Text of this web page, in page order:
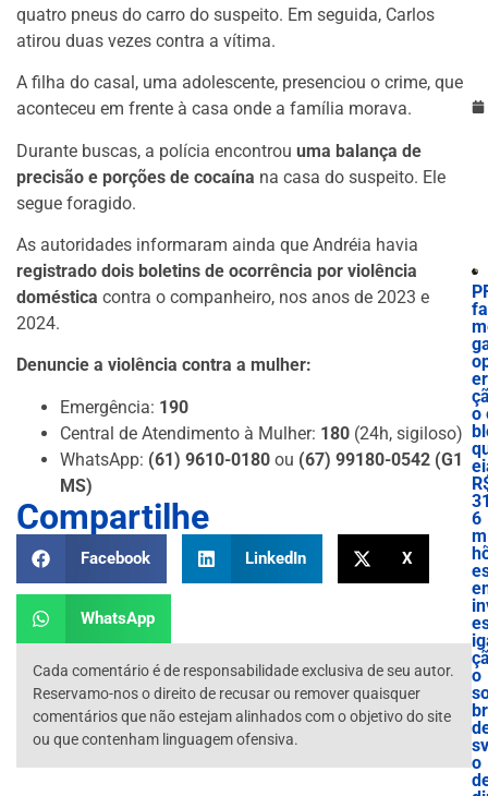
quatro pneus do carro do suspeito. Em seguida, Carlos
atirou duas vezes contra a vítima.
A filha do casal, uma adolescente, presenciou o crime, que
aconteceu em frente à casa onde a família morava.
Durante buscas, a polícia encontrou uma balança de
precisão e porções de cocaína na casa do suspeito. Ele
segue foragido.
As autoridades informaram ainda que Andréia havia
registrado dois boletins de ocorrência por violência
doméstica contra o companheiro, nos anos de 2023 e
2024.
Denuncie a violência contra a mulher:
Emergência: 190
Central de Atendimento à Mulher: 180 (24h, sigiloso)
WhatsApp: (61) 9610-0180 ou (67) 99180-0542 (G1
MS)
Compartilhe
Facebook LinkedIn X
WhatsApp
Cada comentário é de responsabilidade exclusiva de seu autor.
Reservamo-nos o direito de recusar ou remover quaisquer
comentários que não estejam alinhados com o objetivo do site
ou que contenham linguagem ofensiva.
o
6
o
o